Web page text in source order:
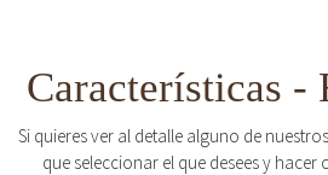
Características -
Si quieres ver al detalle alguno de
que seleccionar el que desees y hacer